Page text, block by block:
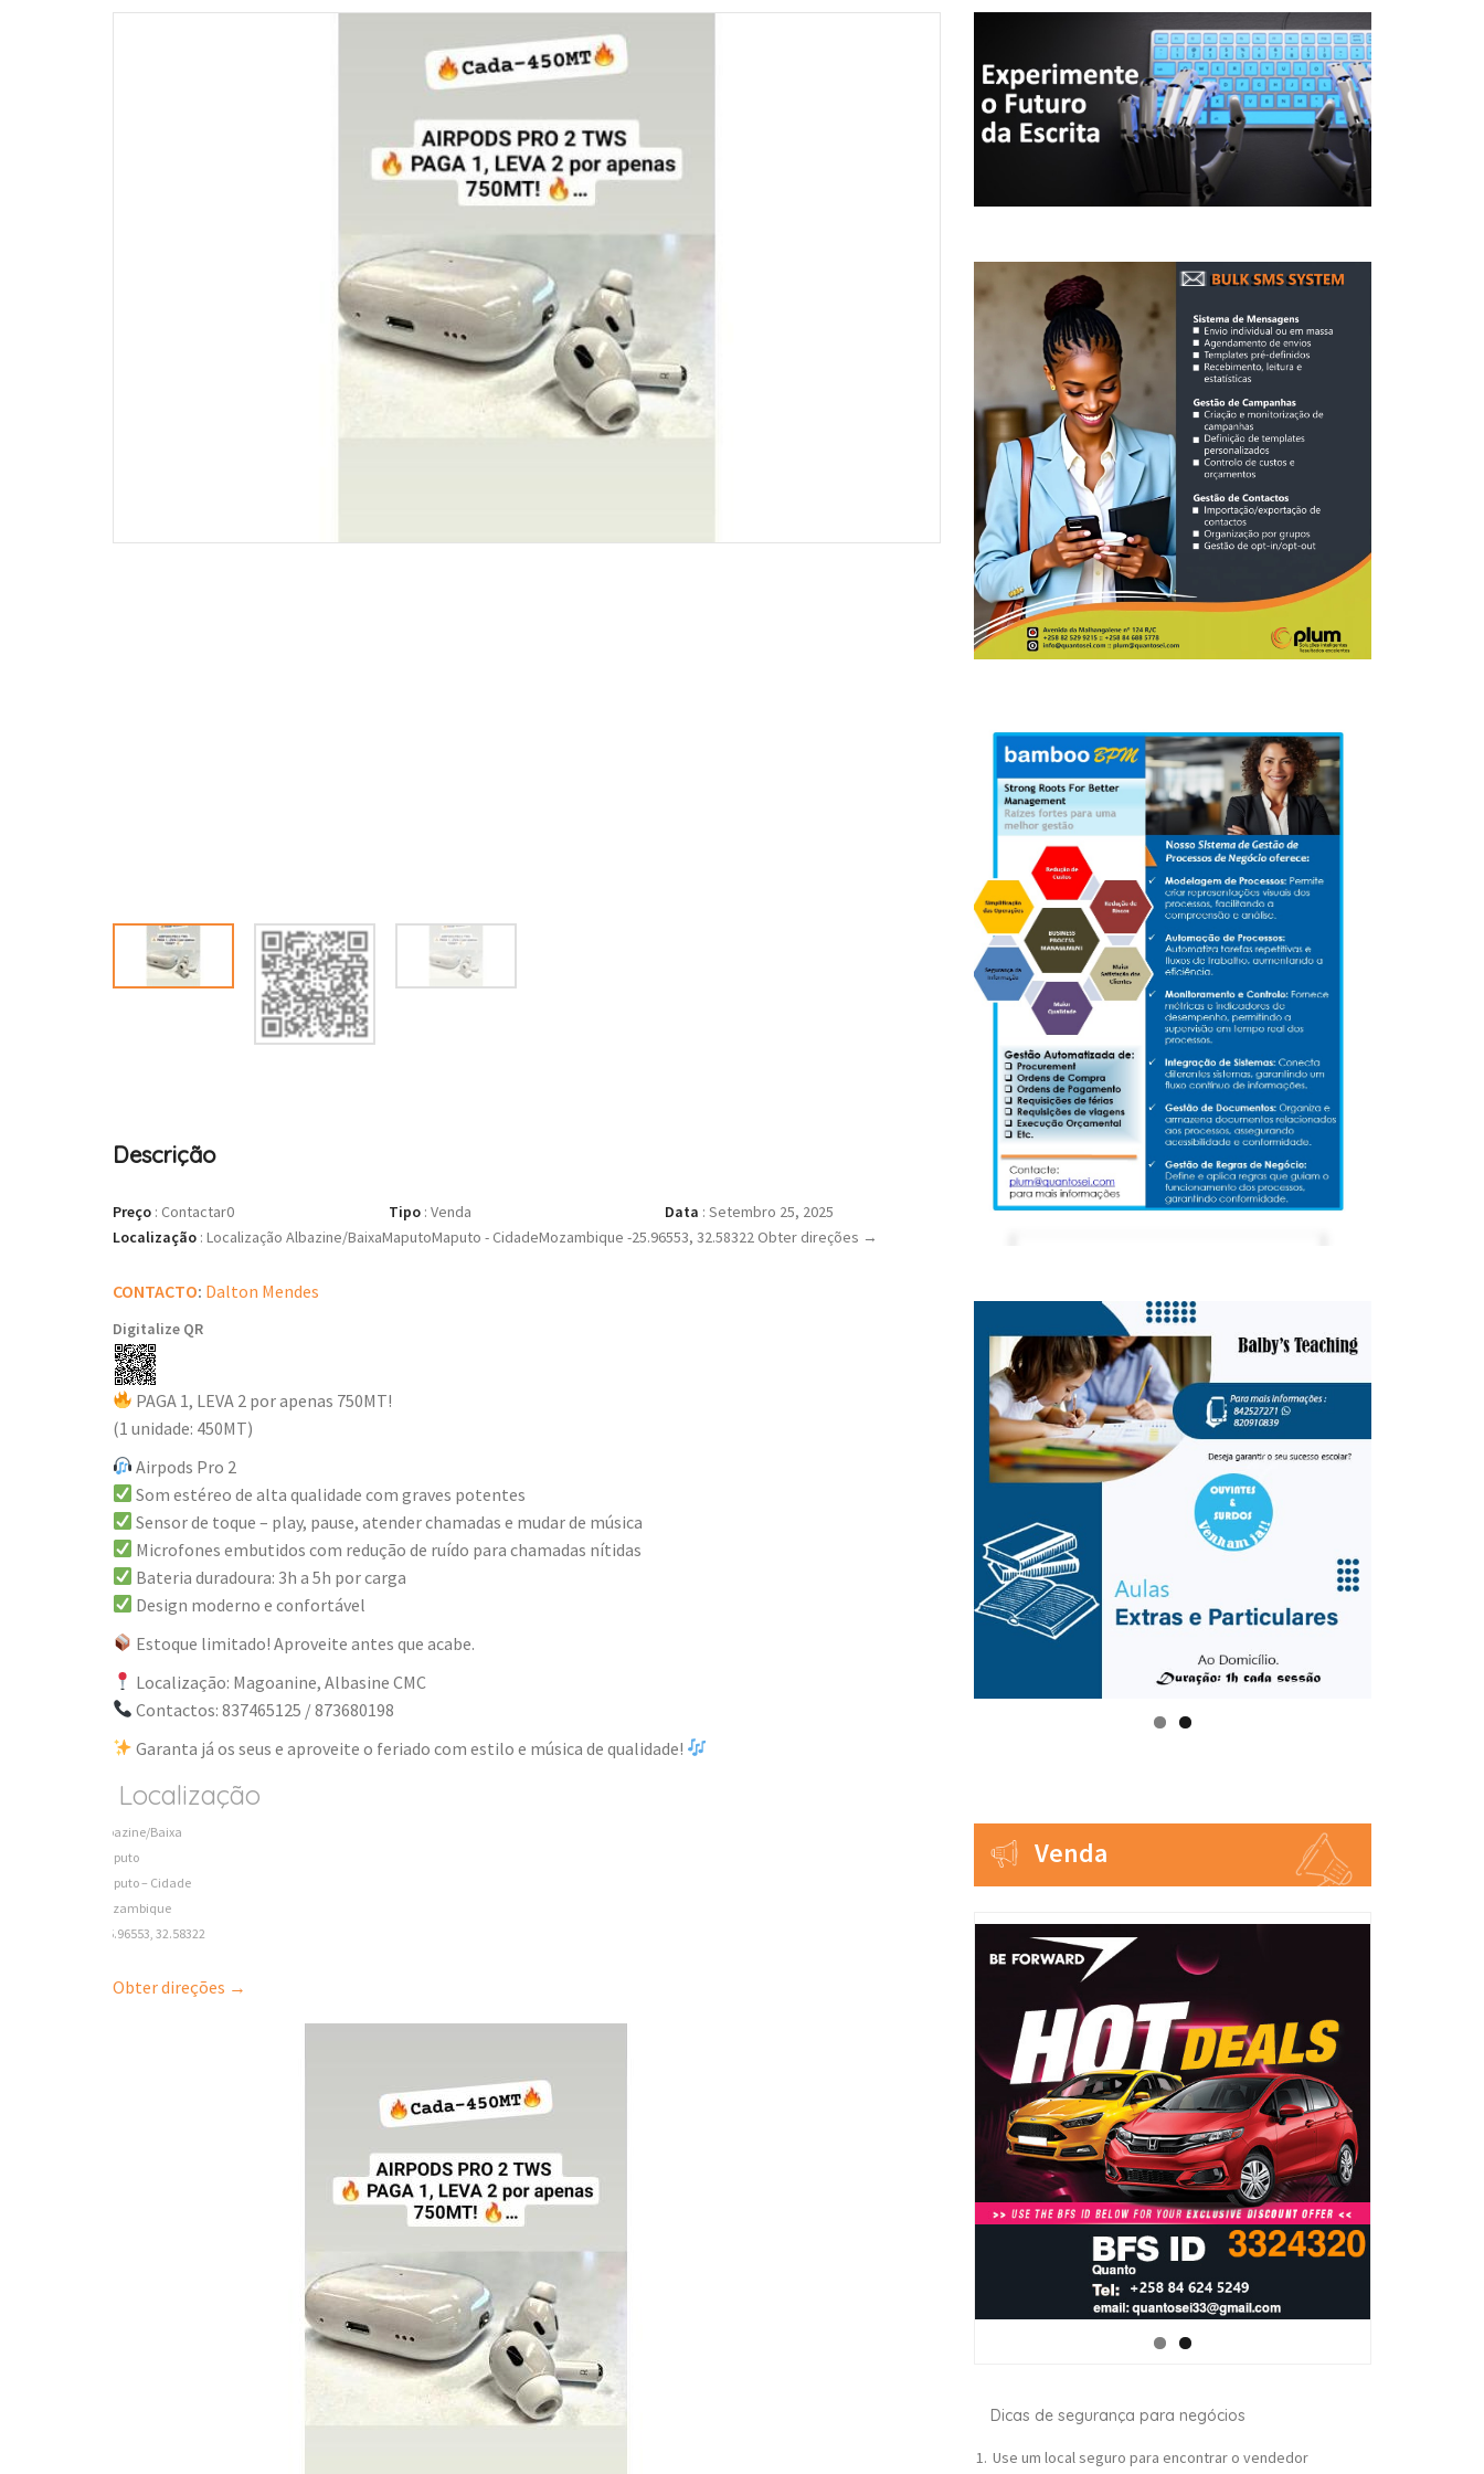
Descrição
Preço : Contactar0 Tipo : Venda Data : Setembro 25, 2025
Localização : Localização Albazine/BaixaMaputoMaputo - CidadeMozambique -25.96553, 32.58322 Obter direções →
CONTACTO: Dalton Mendes
Digitalize QR
PAGA 1, LEVA 2 por apenas 750MT!
(1 unidade: 450MT)
Airpods Pro 2
Som estéreo de alta qualidade com graves potentes
Sensor de toque – play, pause, atender chamadas e mudar de música
Microfones embutidos com redução de ruído para chamadas nítidas
Bateria duradoura: 3h a 5h por carga
Design moderno e confortável
Estoque limitado! Aproveite antes que acabe.
Localização: Magoanine, Albasine CMC
Contactos: 837465125 / 873680198
Garanta já os seus e aproveite o feriado com estilo e música de qualidade!
Localização
Albazine/Baixa
Maputo
Maputo – Cidade
Mozambique
-25.96553, 32.58322
Obter direções →
Venda
Dicas de segurança para negócios
Use um local seguro para encontrar o vendedor